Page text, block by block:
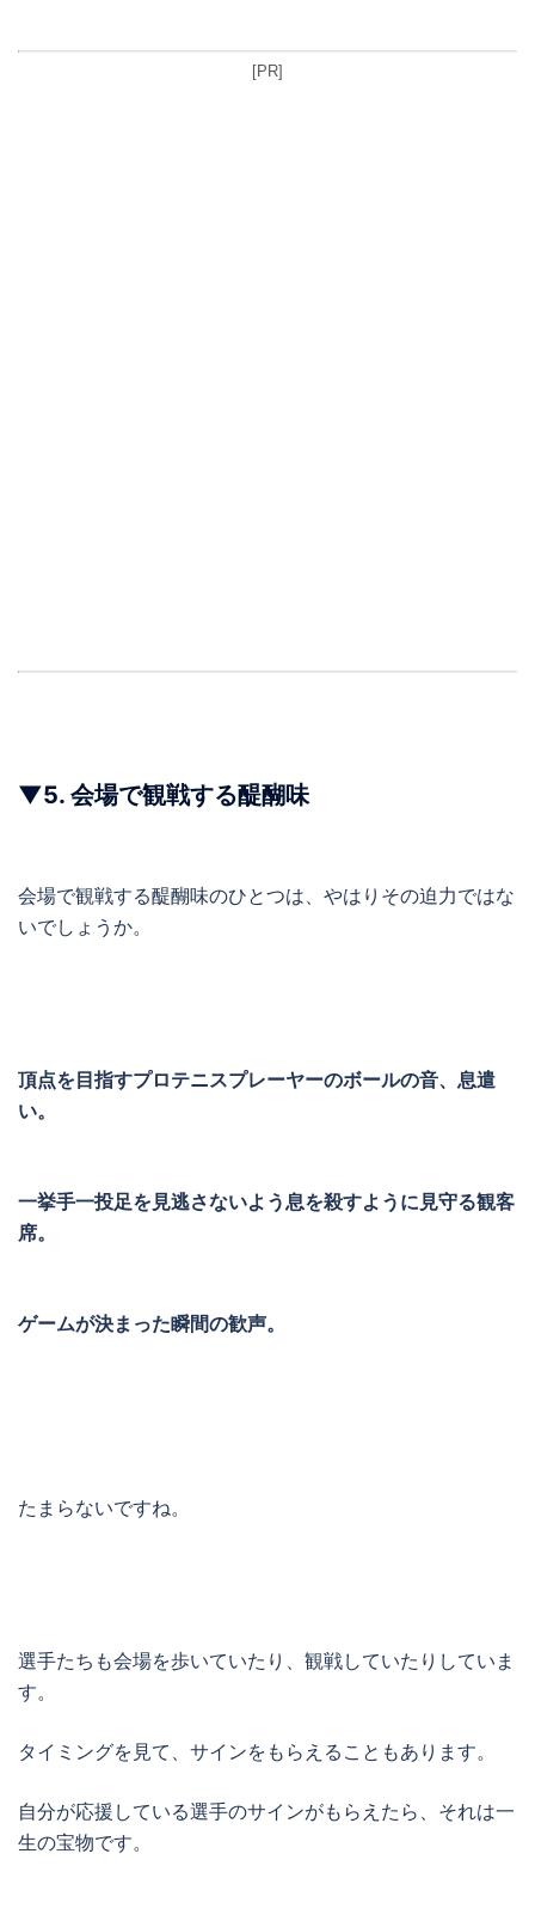
[PR]
▼5. 会場で観戦する醍醐味
会場で観戦する醍醐味のひとつは、やはりその迫力ではな
いでしょうか。
頂点を目指すプロテニスプレーヤーのボールの音、息遣
い。
一挙手一投足を見逃さないよう息を殺すように見守る観客
席。
ゲームが決まった瞬間の歓声。
たまらないですね。
選手たちも会場を歩いていたり、観戦していたりしていま
す。
タイミングを見て、サインをもらえることもあります。
自分が応援している選手のサインがもらえたら、それは一
生の宝物です。